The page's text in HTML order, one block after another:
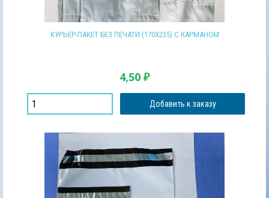
КУРЬЕР-ПАКЕТ БЕЗ ПЕЧАТИ (170Х235) С КАРМАНОМ
4,50 ₽
Добавить к заказу